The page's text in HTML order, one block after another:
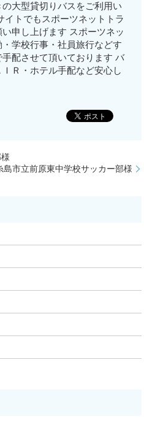
大型貸切りバスをご利用い
イトでもスポーツネットトラ
申し上げます スポーツネッ
学校行事・社員旅行などす
配させて頂いております バ
Ｒ・ホテル手配など安心し
島市立前原東中学校サッカー部様